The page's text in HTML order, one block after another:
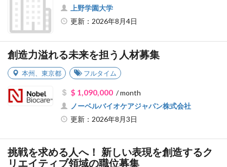
上野学園大学
更新：2026年8月4日
創造力溢れる未来を担う人材募集
本州 東京都 フルタイム
$ 1,090,000/ month
ノーベルバイオケアジャパン株式会社
更新：2026年8月3日
挑戦を求める人へ！ 新しい表現を創造するク
リエイティブ領域の職位募集